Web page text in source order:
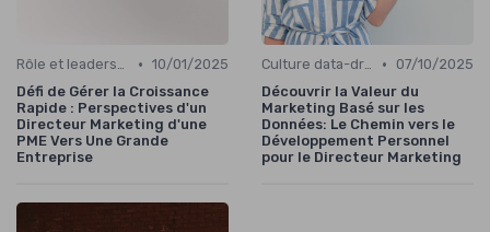
Rôle et leadership du directeur marketing • 10/01/2025
Défi de Gérer la Croissance
Rapide : Perspectives d'un
Directeur Marketing d'une
PME Vers Une Grande
Entreprise
Culture data-driven & performance •
07/10/2025
Découvrir la Valeur du
Marketing Basé sur les
Données: Le Chemin vers le
Développement Personnel
pour le Directeur Marketing